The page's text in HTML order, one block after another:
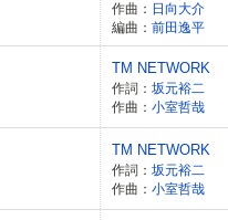
作曲： 日向大介
編曲： 前田逸平
TM NETWORK
作詞： 坂元裕二
作曲： 小室哲哉
TM NETWORK
作詞： 坂元裕二
作曲： 小室哲哉